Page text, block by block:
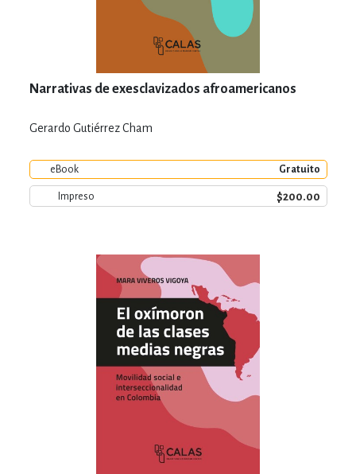
Narrativas de exesclavizados afroamericanos
Gerardo Gutiérrez Cham
eBook Gratuito
Impreso $200.00